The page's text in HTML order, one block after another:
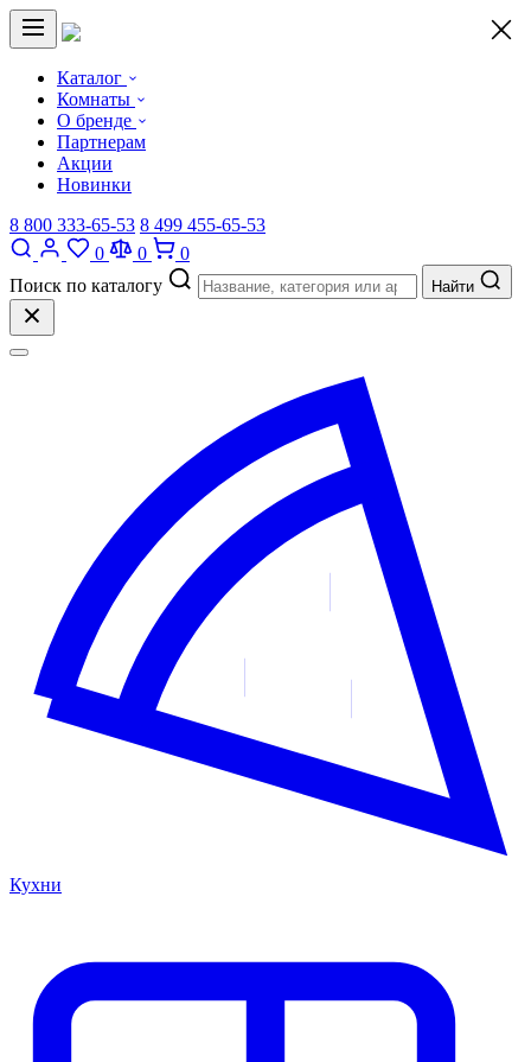
Каталог
Комнаты
О бренде
Партнерам
Акции
Новинки
8 800 333-65-53 8 499 455-65-53
0
0
0
Поиск по каталогу
Найти
Кухни
×